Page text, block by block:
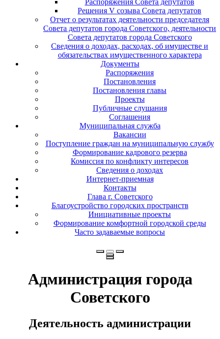
Распоряжения Совета депутатов
Решения V созыва Совета депутатов
Отчет о результатах деятельности председателя
Совета депутатов города Советского, деятельности
Совета депутатов города Советского
Сведения о доходах, расходах, об имуществе и
обязательствах имущественного характера
Документы
Распоряжения
Постановления
Постановления главы
Проекты
Публичные слушания
Соглашения
Муниципальная служба
Вакансии
Поступление граждан на муниципальную службу
Формирование кадрового резерва
Комиссия по конфликту интересов
Сведения о доходах
Интернет-приемная
Контакты
Глава г. Советского
Благоустройство городских пространств
Инициативные проекты
Формирование комфортной городской среды
Часто задаваемые вопросы
Администрация города
Советского
Деятельность администрации